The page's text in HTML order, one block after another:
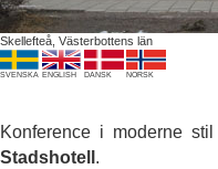
Skellefteå, Västerbottens län
SVENSKA ENGLISH DANSK NORSK
Konference i moderne
Stadshotell .